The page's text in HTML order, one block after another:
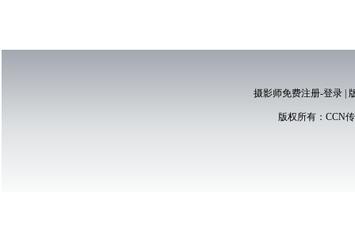
摄影师免费注册-登录|
版权所有： CCN